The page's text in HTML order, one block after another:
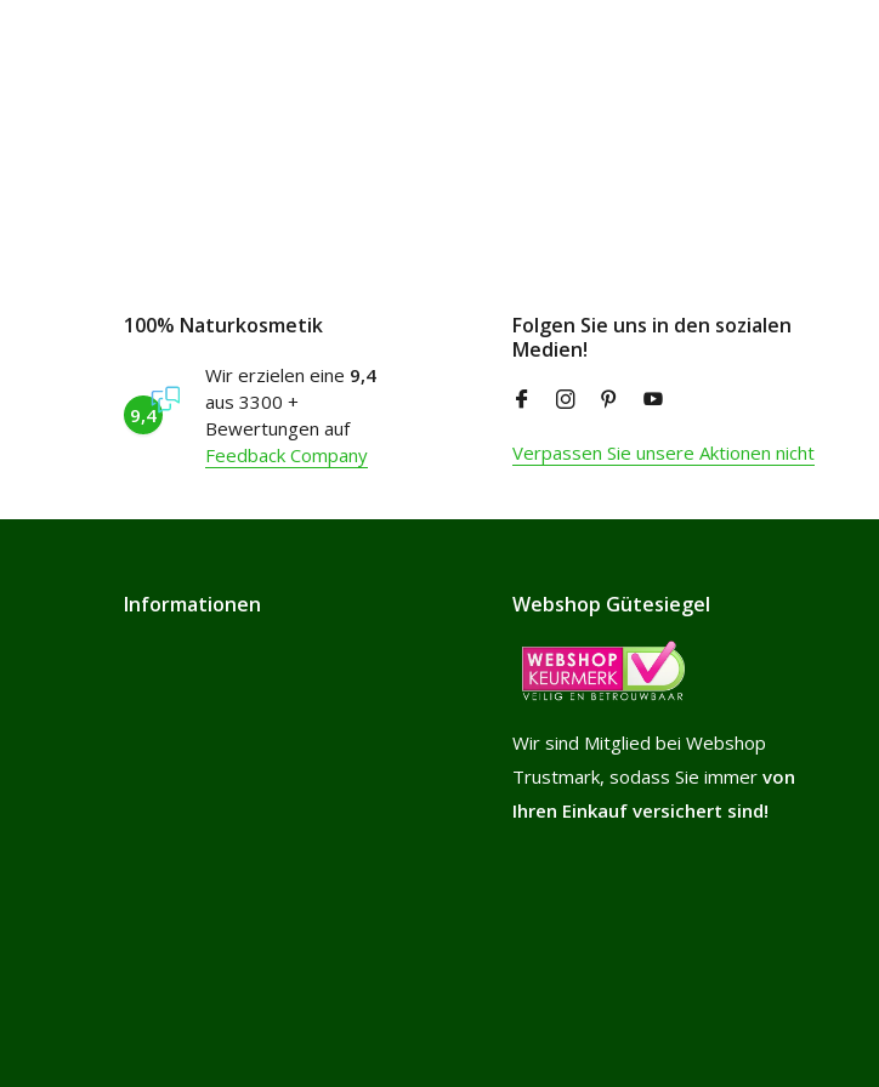
100% Naturkosmetik
9,4
Wir erzielen eine 9,4
aus 3300 +
Bewertungen auf
Feedback Company
Folgen Sie uns in den sozialen
Medien!
Verpassen Sie unsere Aktionen nicht
Informationen Webshop Gütesiegel
Wir sind Mitglied bei Webshop
Trustmark, sodass Sie immer von
Ihren Einkauf versichert sind!